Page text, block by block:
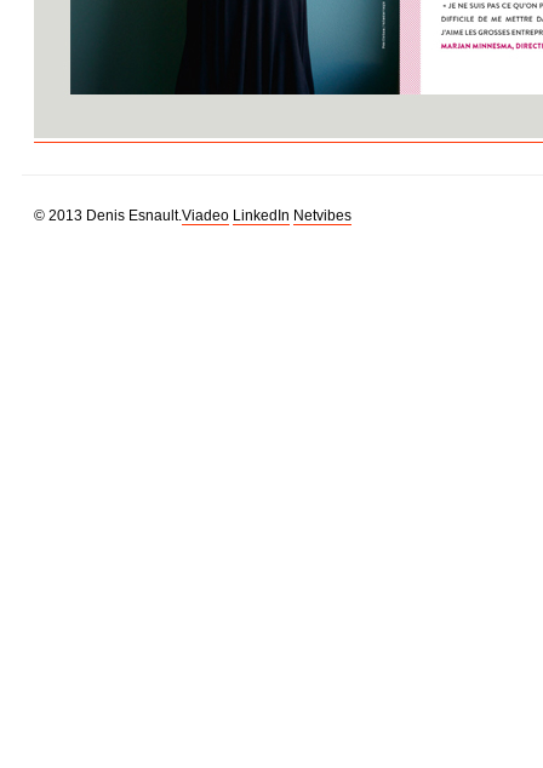
© 2013 Denis Esnault.Viadeo LinkedIn Netvibes